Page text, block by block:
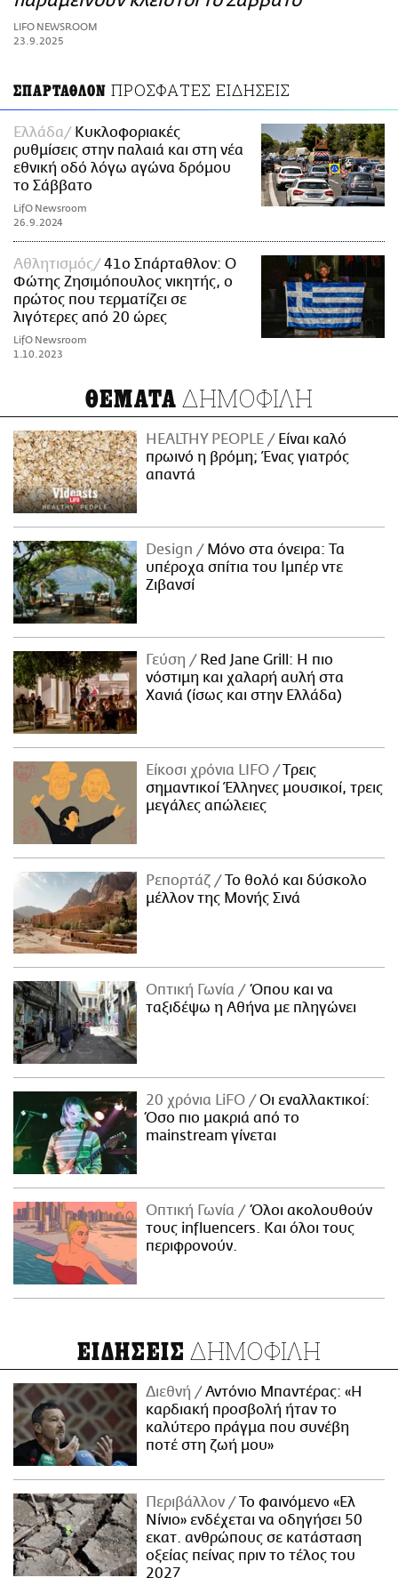
ΑΜΠΑ
PRINT
LIFO NEWSROOM
23.9.2025
ΣΠΑΡΤΑΘΛΟΝ ΠΡΟΣΦΑΤΕΣ ΕΙΔΗΣΕΙΣ
Ελλάδα
Κυκλοφοριακές
ρυθμίσεις στην παλαιά και στη νέα
εθνική οδό λόγω αγώνα δρόμου
το Σάββατο
LifO Newsroom
26.9.2024
Αθλητισμός
41ο Σπάρταθλον: Ο
Φώτης Ζησιμόπουλος νικητής, ο
πρώτος που τερματίζει σε
λιγότερες από 20 ώρες
LifO Newsroom
1.10.2023
ΘΕΜΑΤΑ ΔΗΜΟΦΙΛΗ
HEALTHY PEOPLE
Είναι καλό
πρωινό η βρόμη; Ένας γιατρός
απαντά
Design
Μόνο στα όνειρα: Τα
υπέροχα σπίτια του Ιμπέρ ντε
Ζιβανσί
Γεύση
Red Jane Grill: Η πιο
νόστιμη και χαλαρή αυλή στα
Χανιά (ίσως και στην Ελλάδα)
Είκοσι χρόνια LIFO
Tρεις
σημαντικοί Έλληνες μουσικοί, τρεις
μεγάλες απώλειες
Ρεπορτάζ
Το θολό και δύσκολο
μέλλον της Μονής Σινά
Οπτική Γωνία
Όπου και να
ταξιδέψω η Αθήνα με πληγώνει
20 χρόνια LiFO
Οι εναλλακτικοί:
Όσο πιο μακριά από το
mainstream γίνεται
Οπτική Γωνία
Όλοι ακολουθούν
τους influencers. Και όλοι τους
περιφρονούν.
ΕΙΔΗΣΕΙΣ ΔΗΜΟΦΙΛΗ
Διεθνή
Αντόνιο Μπαντέρας: «Η
καρδιακή προσβολή ήταν το
καλύτερο πράγμα που συνέβη
ποτέ στη ζωή μου»
Περιβάλλον
Το φαινόμενο «Ελ
Νίνιο» ενδέχεται να οδηγήσει 50
εκατ. ανθρώπους σε κατάσταση
οξείας πείνας πριν το τέλος του
2027